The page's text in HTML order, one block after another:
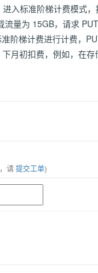
入标准阶梯计费模式，
流量为 15GB，请求
阶梯计费进行计费，
月初扣费，例如，在
请提交工单)